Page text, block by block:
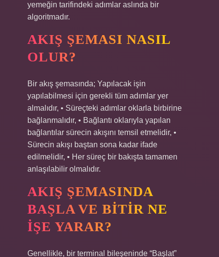
yemeğin tarifindeki adımlar aslında bir
algoritmadır.
AKIŞ ŞEMASI NASIL
OLUR?
Bir akış şemasında; Yapılacak işin
yapılabilmesi için gerekli tüm adımlar yer
almalıdır, • Süreçteki adımlar oklarla birbirine
bağlanmalıdır, • Bağlantı oklarıyla yapılan
bağlantılar sürecin akışını temsil etmelidir, •
Sürecin akışı baştan sona kadar ifade
edilmelidir, • Her süreç bir bakışta tamamen
anlaşılabilir olmalıdır.
AKIŞ ŞEMASINDA
BAŞLA VE BITIR NE
IŞE YARAR?
Genellikle, bir terminal bileşeninde “Başlat”